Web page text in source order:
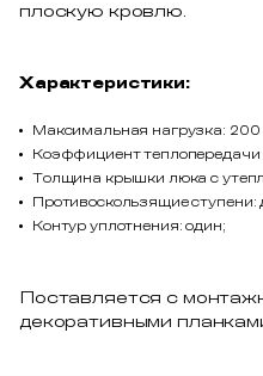
плоскую кровлю.
Характеристики:
Максимальная нагрузка: 200
Коэффициент теплопередачи
Толщина крышки люка с
Противоскользящие ступени:
Контур уплотнения: один;
Поставляется с
декоративными